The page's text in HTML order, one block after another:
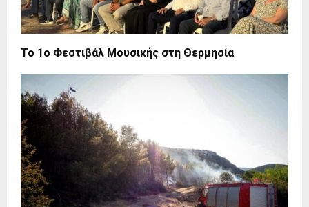
Το 1ο Φεστιβάλ Μουσικής στη Θερμησία